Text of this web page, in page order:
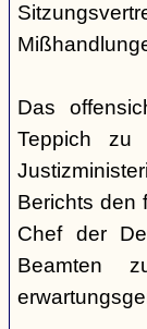
Das
Teppich zu
Berichts den
Chef der
Beamten